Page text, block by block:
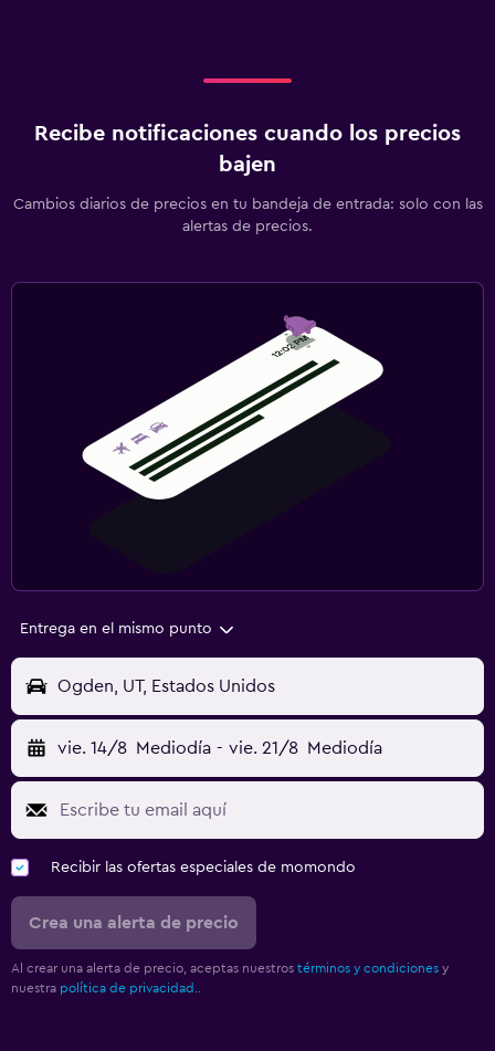
Recibe notificaciones cuando los precios
bajen
Cambios diarios de precios en tu bandeja de entrada: solo con las
alertas de precios.
Entrega en el mismo punto
Ogden, UT, Estados Unidos
vie. 14/8 Mediodía - vie. 21/8 Mediodía
Recibir las ofertas especiales de momondo
Crea una alerta de precio
Al crear una alerta de precio, aceptas nuestros términos y condiciones y
nuestra política de privacidad..